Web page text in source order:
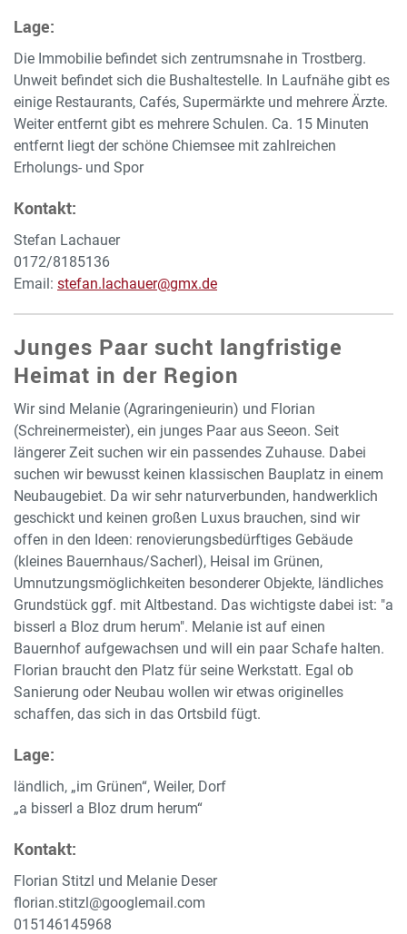
Lage:
Die Immobilie befindet sich zentrumsnahe in Trostberg.
Unweit befindet sich die Bushaltestelle. In Laufnähe gibt es
einige Restaurants, Cafés, Supermärkte und mehrere Ärzte.
Weiter entfernt gibt es mehrere Schulen. Ca. 15 Minuten
entfernt liegt der schöne Chiemsee mit zahlreichen
Erholungs- und Spor
Kontakt:
Stefan Lachauer
0172/8185136
Email: stefan.lachauer@gmx.de
Junges Paar sucht langfristige
Heimat in der Region
Wir sind Melanie (Agraringenieurin) und Florian
(Schreinermeister), ein junges Paar aus Seeon. Seit
längerer Zeit suchen wir ein passendes Zuhause. Dabei
suchen wir bewusst keinen klassischen Bauplatz in einem
Neubaugebiet. Da wir sehr naturverbunden, handwerklich
geschickt und keinen großen Luxus brauchen, sind wir
offen in den Ideen: renovierungsbedürftiges Gebäude
(kleines Bauernhaus/Sacherl), Heisal im Grünen,
Umnutzungsmöglichkeiten besonderer Objekte, ländliches
Grundstück ggf. mit Altbestand. Das wichtigste dabei ist: "a
bisserl a Bloz drum herum". Melanie ist auf einen
Bauernhof aufgewachsen und will ein paar Schafe halten.
Florian braucht den Platz für seine Werkstatt. Egal ob
Sanierung oder Neubau wollen wir etwas originelles
schaffen, das sich in das Ortsbild fügt.
Lage:
ländlich, „im Grünen“, Weiler, Dorf
„a bisserl a Bloz drum herum“
Kontakt:
Florian Stitzl und Melanie Deser
florian.stitzl@googlemail.com
015146145968